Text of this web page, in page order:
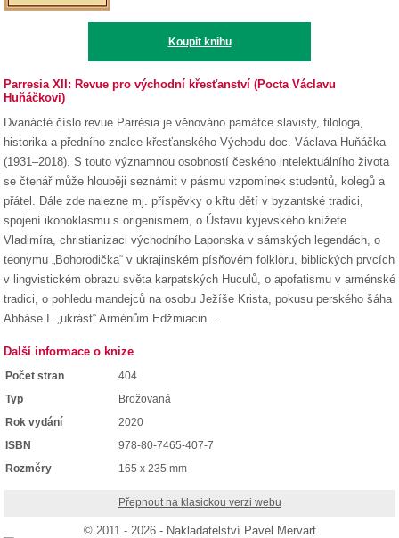
Koupit knihu
Parresia XII: Revue pro východní křesťanství (Pocta Václavu
Huňáčkovi)
Dvanácté číslo revue Parrésia je věnováno památce slavisty, filologa,
historika a předního znalce křesťanského Východu doc. Václava Huňáčka
(1931–2018). S touto významnou osobností českého intelektuálního života
se čtenář může hlouběji seznámit v pásmu vzpomínek studentů, kolegů a
přátel. Dále zde nalezne mj. příspěvky o křtu dětí v byzantské tradici,
spojení ikonoklasmu s origenismem, o Ústavu kyjevského knížete
Vladimíra, christianizaci východního Laponska v sámských legendách, o
teonymu „Bohorodička“ v ukrajinském písňovém folkloru, biblických prvcích
v lingvistickém obrazu světa karpatských Huculů, o apofatismu v arménské
tradici, o pohledu mandejců na osobu Ježíše Krista, pokusu perského šáha
Abbáse I. „ukrást“ Arménům Edžmiacin...
Další informace o knize
Počet stran
404
Typ
Brožovaná
Rok vydání
2020
ISBN
978-80-7465-407-7
Rozměry
165 x 235 mm
Přepnout na klasickou verzi webu
© 2011 - 2026 - Nakladatelství Pavel Mervart